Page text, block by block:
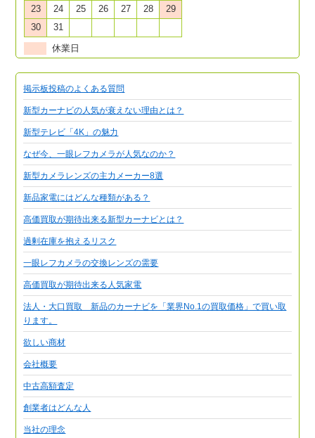
23
24 25 26 27 28
29
30
31
休業日
掲示板投稿のよくある質問
新型カーナビの人気が衰えない理由とは？
新型テレビ「4K」の魅力
なぜ今、一眼レフカメラが人気なのか？
新型カメラレンズの主力メーカー8選
新品家電にはどんな種類がある？
高価買取が期待出来る新型カーナビとは？
過剰在庫を抱えるリスク
一眼レフカメラの交換レンズの需要
高価買取が期待出来る人気家電
法人・大口買取 新品のカーナビを「業界No.1の買取価格」で買い取
ります。
欲しい商材
会社概要
中古高額査定
創業者はどんな人
当社の理念